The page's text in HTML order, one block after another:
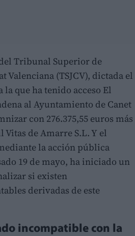
Tribunal Superior de
Valenciana (TSJCV), dictada el
la que ha tenido acceso El
al Ayuntamiento de Canet
con 276.375,55 euros más
de Amarre S.L. Y el
la acción pública
19 de mayo, ha iniciado un
si existen
derivadas de este
incompatible con la